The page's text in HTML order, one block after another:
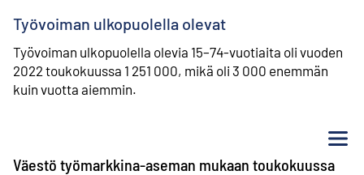
Työvoiman ulkopuolella olevat
Työvoiman ulkopuolella olevia 15–74-vuotiaita oli vuoden
2022 toukokuussa 1 251 000, mikä oli 3 000 enemmän
kuin vuotta aiemmin.
Väestö työmarkkina-aseman mukaan toukokuussa